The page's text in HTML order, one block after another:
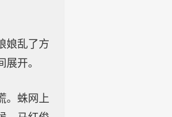
娘乱了方
开。
。蛛网上